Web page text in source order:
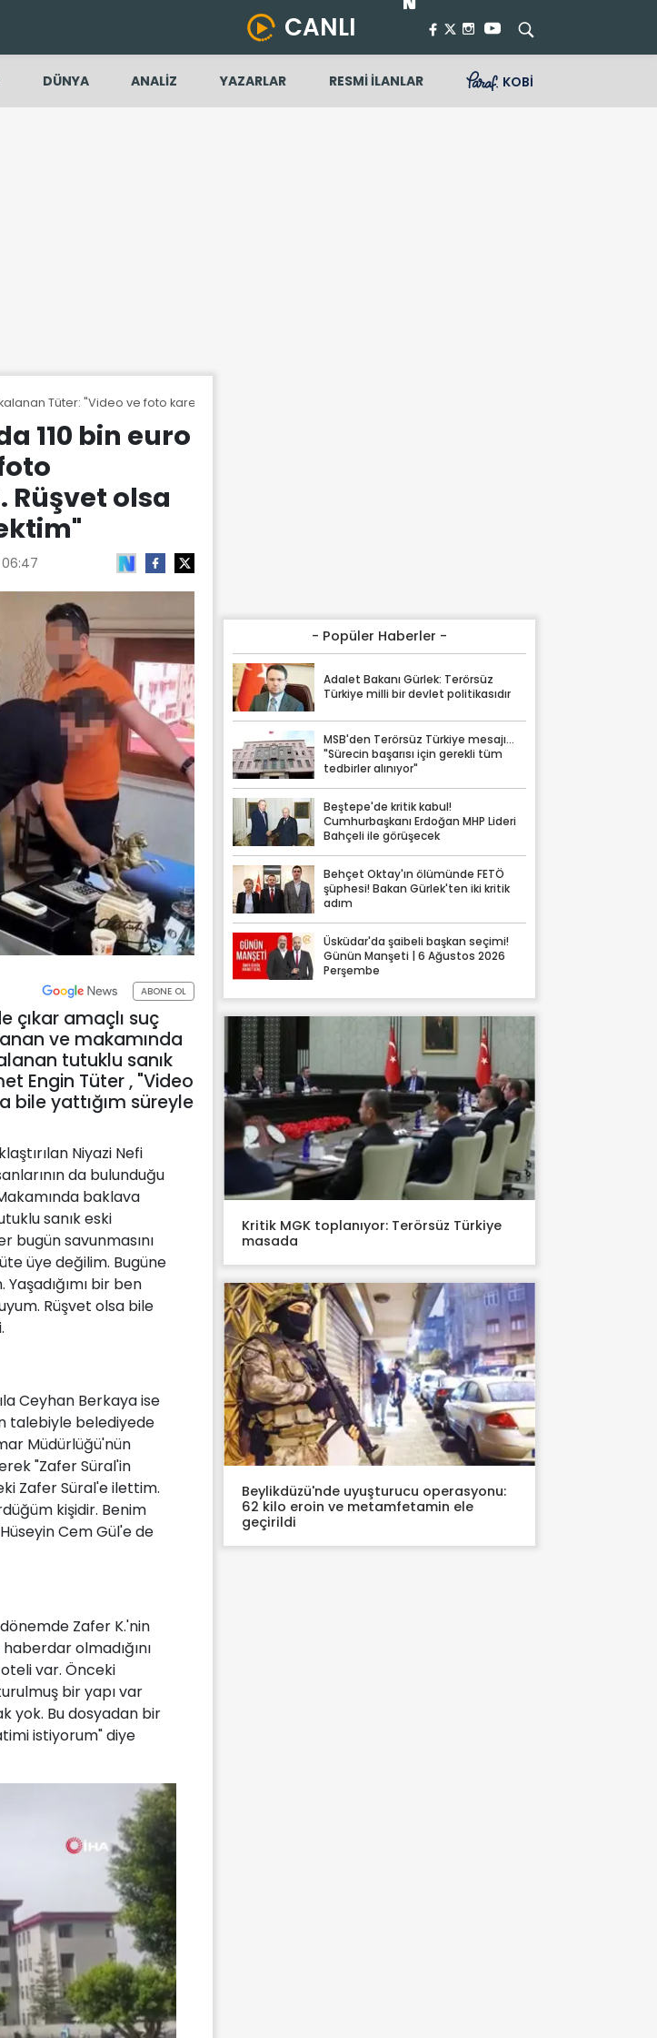
CANLI
DÜNYA ANALİZ YAZARLAR RESMİ İLANLAR KOBİ
Tüter: "Video ve foto karesinden dolayı tutukluyum. Rüşvet olsa bile yattığım süreyle cezamı çektim"
110 bin euro
olsa
06:47
ABONE OL
çıkar amaçlı suç
ve makamında
tutuklu sanık
Engin Tüter , "Video
bile yattığım süreyle
Niyazi Nefi
da bulunduğu
baklava
sanık eski
bugün savunmasını
üye değilim. Bugüne
bir ben
Rüşvet olsa bile
Ceyhan Berkaya ise
talebiyle belediyede
Müdürlüğü'nün
"Zafer Süral'in
Zafer Süral'e ilettim.
kişidir. Benim
Cem Gül'e de
Zafer K.'nin
olmadığını
var. Önceki
bir yapı var
yok. Bu dosyadan bir
istiyorum" diye
- Popüler Haberler -
Adalet Bakanı Gürlek: Terörsüz
Türkiye milli bir devlet politikasıdır
MSB'den Terörsüz Türkiye mesajı...
"Sürecin başarısı için gerekli tüm
tedbirler alınıyor"
Beştepe'de kritik kabul!
Cumhurbaşkanı Erdoğan MHP Lideri
Bahçeli ile görüşecek
Behçet Oktay'ın ölümünde FETÖ
şüphesi! Bakan Gürlek'ten iki kritik
adım
Üsküdar'da şaibeli başkan seçimi!
Günün Manşeti | 6 Ağustos 2026
Perşembe
Kritik MGK toplanıyor: Terörsüz Türkiye
masada
Beylikdüzü'nde uyuşturucu operasyonu:
62 kilo eroin ve metamfetamin ele
geçirildi